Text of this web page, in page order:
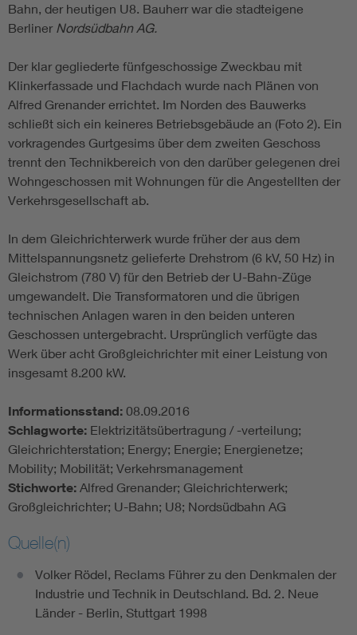
Bahn, der heutigen U8. Bauherr war die stadteigene
Berliner Nordsüdbahn AG.
Der klar gegliederte fünfgeschossige Zweckbau mit
Klinkerfassade und Flachdach wurde nach Plänen von
Alfred Grenander errichtet. Im Norden des Bauwerks
schließt sich ein keineres Betriebsgebäude an (Foto 2). Ein
vorkragendes Gurtgesims über dem zweiten Geschoss
trennt den Technikbereich von den darüber gelegenen drei
Wohngeschossen mit Wohnungen für die Angestellten der
Verkehrsgesellschaft ab.
In dem Gleichrichterwerk wurde früher der aus dem
Mittelspannungsnetz gelieferte Drehstrom (6 kV, 50 Hz) in
Gleichstrom (780 V) für den Betrieb der U-Bahn-Züge
umgewandelt. Die Transformatoren und die übrigen
technischen Anlagen waren in den beiden unteren
Geschossen untergebracht. Ursprünglich verfügte das
Werk über acht Großgleichrichter mit einer Leistung von
insgesamt 8.200 kW.
Informationsstand: 08.09.2016
Schlagworte: Elektrizitätsübertragung / -verteilung;
Gleichrichterstation; Energy; Energie; Energienetze;
Mobility; Mobilität; Verkehrsmanagement
Stichworte: Alfred Grenander; Gleichrichterwerk;
Großgleichrichter; U-Bahn; U8; Nordsüdbahn AG
Quelle(n)
Volker Rödel, Reclams Führer zu den Denkmalen der
Industrie und Technik in Deutschland. Bd. 2. Neue
Länder - Berlin, Stuttgart 1998